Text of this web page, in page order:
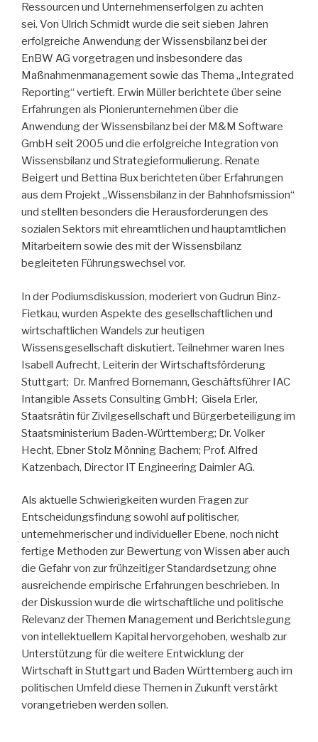
Ressourcen und Unternehmenserfolgen zu achten
sei. Von Ulrich Schmidt wurde die seit sieben Jahren
erfolgreiche Anwendung der Wissensbilanz bei der
EnBW AG vorgetragen und insbesondere das
Maßnahmenmanagement sowie das Thema „Integrated
Reporting“ vertieft. Erwin Müller berichtete über seine
Erfahrungen als Pionierunternehmen über die
Anwendung der Wissensbilanz bei der M&M Software
GmbH seit 2005 und die erfolgreiche Integration von
Wissensbilanz und Strategieformulierung. Renate
Beigert und Bettina Bux berichteten über Erfahrungen
aus dem Projekt „Wissensbilanz in der Bahnhofsmission“
und stellten besonders die Herausforderungen des
sozialen Sektors mit ehreamtlichen und hauptamtlichen
Mitarbeitern sowie des mit der Wissensbilanz
begleiteten Führungswechsel vor.
In der Podiumsdiskussion, moderiert von Gudrun Binz-
Fietkau, wurden Aspekte des gesellschaftlichen und
wirtschaftlichen Wandels zur heutigen
Wissensgesellschaft diskutiert. Teilnehmer waren Ines
Isabell Aufrecht, Leiterin der Wirtschaftsförderung
Stuttgart; Dr. Manfred Bornemann, Geschäftsführer IAC
Intangible Assets Consulting GmbH; Gisela Erler,
Staatsrätin für Zivilgesellschaft und Bürgerbeteiligung im
Staatsministerium Baden-Württemberg; Dr. Volker
Hecht, Ebner Stolz Mönning Bachem; Prof. Alfred
Katzenbach, Director IT Engineering Daimler AG.
Als aktuelle Schwierigkeiten wurden Fragen zur
Entscheidungsfindung sowohl auf politischer,
unternehmerischer und individueller Ebene, noch nicht
fertige Methoden zur Bewertung von Wissen aber auch
die Gefahr von zur frühzeitiger Standardsetzung ohne
ausreichende empirische Erfahrungen beschrieben. In
der Diskussion wurde die wirtschaftliche und politische
Relevanz der Themen Management und Berichtslegung
von intellektuellem Kapital hervorgehoben, weshalb zur
Unterstützung für die weitere Entwicklung der
Wirtschaft in Stuttgart und Baden Württemberg auch im
politischen Umfeld diese Themen in Zukunft verstärkt
vorangetrieben werden sollen.